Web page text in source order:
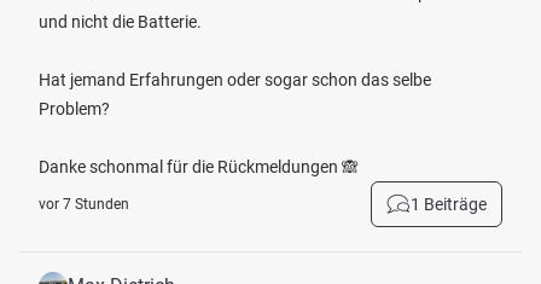
und nicht die Batterie.
Hat jemand Erfahrungen oder sogar schon das selbe
Problem?
Danke schonmal für die Rückmeldungen 🙈
vor 7 Stunden 1 Beiträge